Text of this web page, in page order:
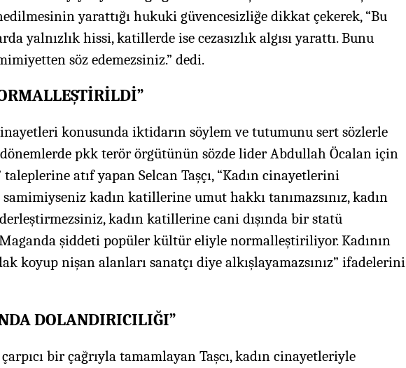
yarattığı hukuki güvencesizliğe dikkat çekerek, “Bu
yalnızlık hissi, katillerde ise cezasızlık algısı yarattı. Bunu
söz edemezsiniz.” dedi.
konusunda iktidarın söylem ve tutumunu sert sözlerle
pkk terör örgütünün sözde lider Abdullah Öcalan için
taleplerine atıf yapan Selcan Taşçı, “Kadın cinayetlerini
kadın katillerine umut hakkı tanımazsınız, kadın
kadın katillerine cani dışında bir statü
Maganda şiddeti popüler kültür eliyle normalleştiriliyor. Kadının
koyup nişan alanları sanatçı diye alkışlayamazsınız” ifadelerini
DOLANDIRICILIĞI”
çarpıcı bir çağrıyla tamamlayan Taşcı, kadın cinayetleriyle